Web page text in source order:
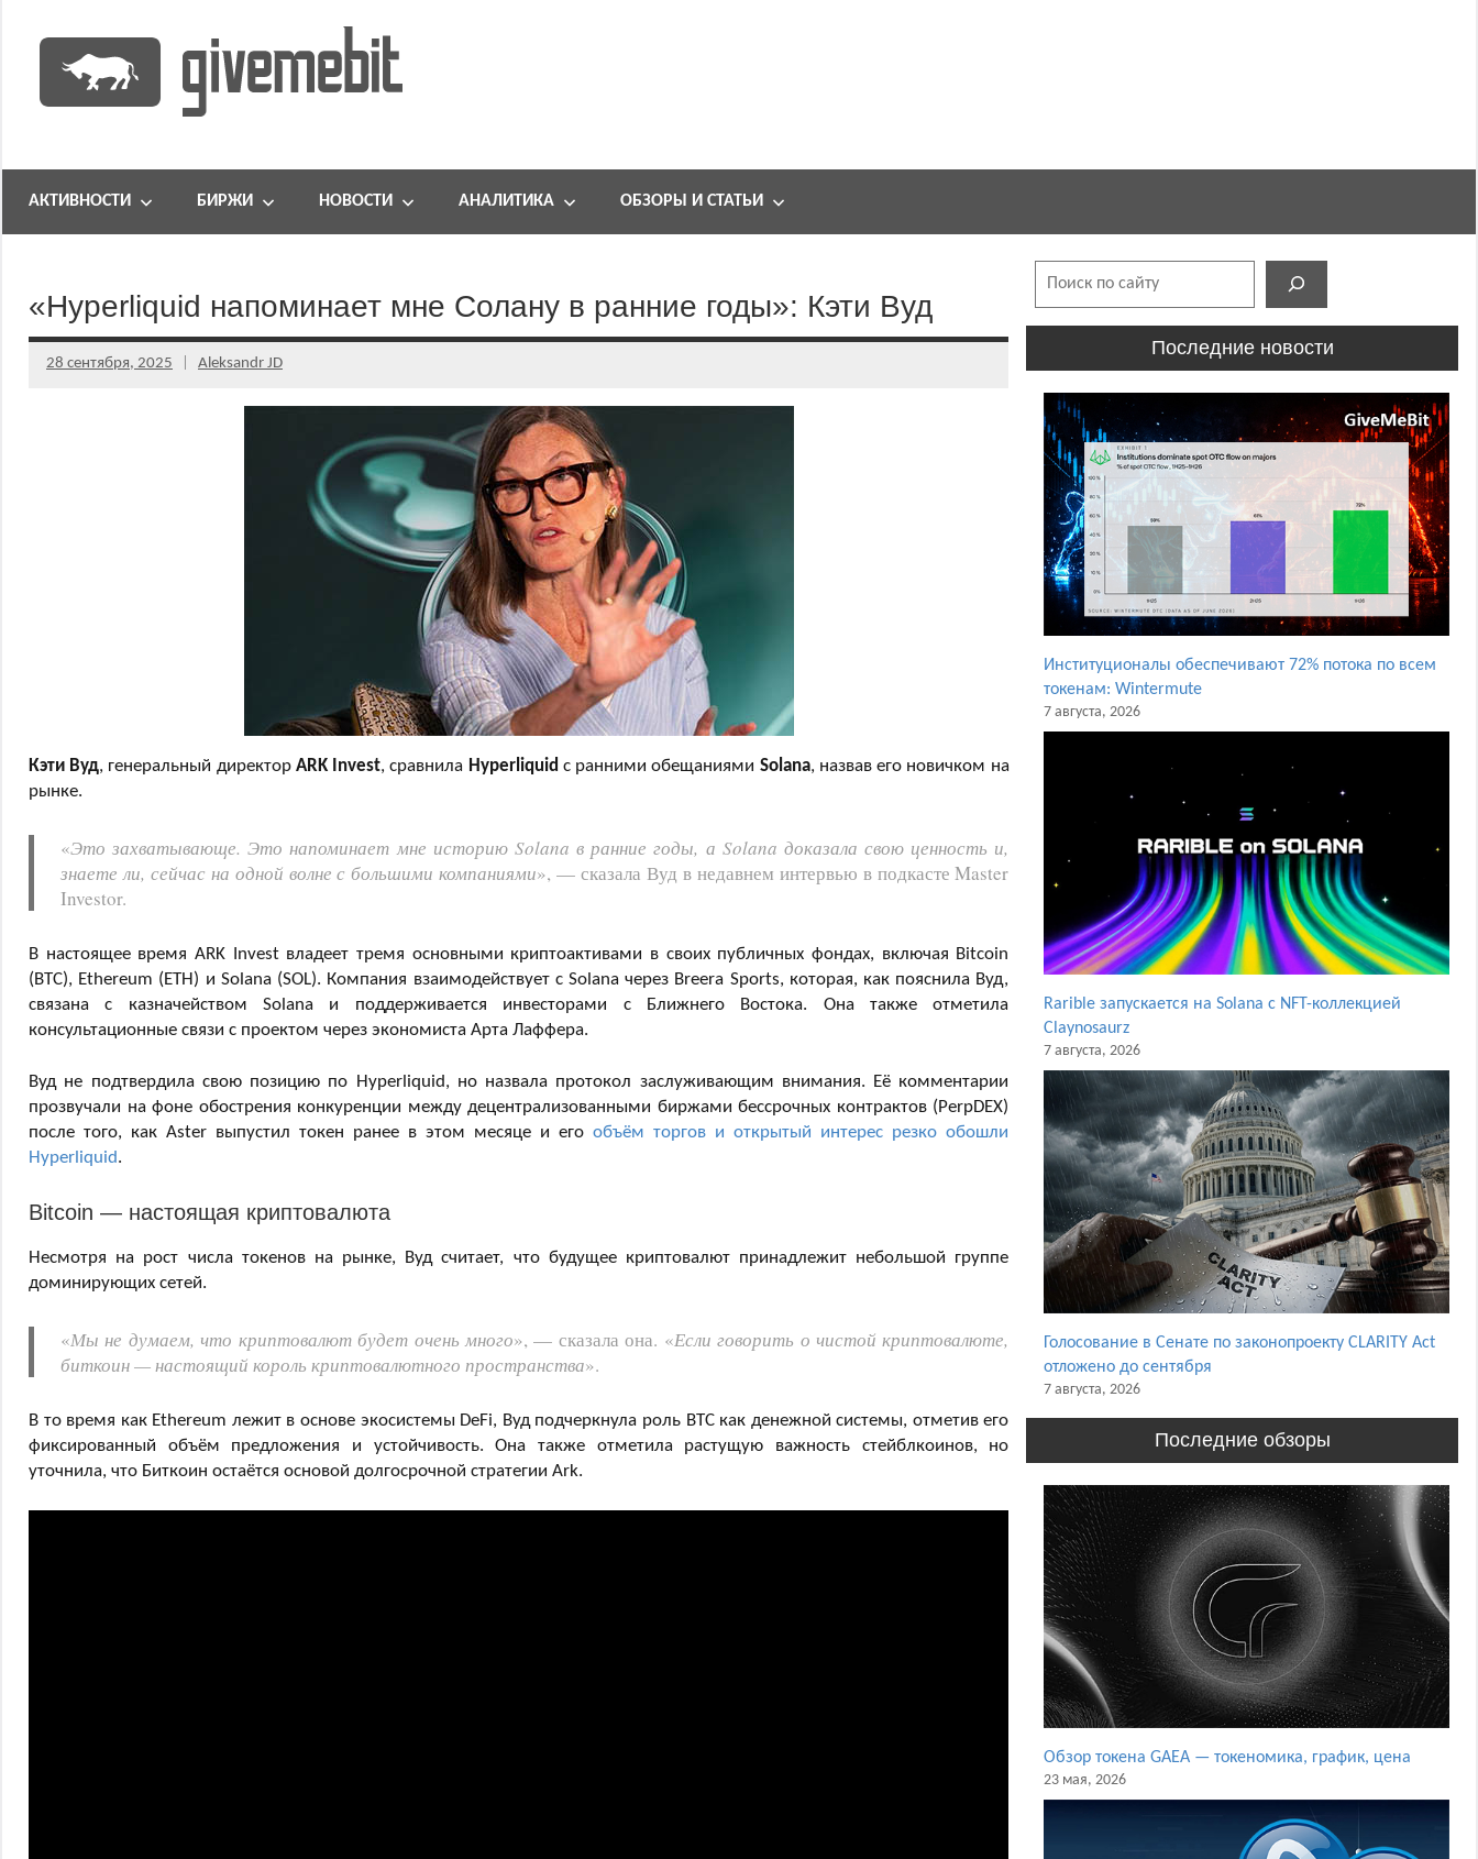
содержимому
GiveMeBit.com
портал
АКТИВНОСТИ БИРЖИ НОВОСТИ АНАЛИТИКА ОБЗОРЫ И СТАТЬИ
«Hyperliquid напоминает мне Солану в ранние годы»: Кэти Вуд
28 сентября, 2025 Aleksandr JD
Кэти Вуд, генеральный директор ARK Invest, сравнила Hyperliquid с ранними обещаниями Solana, назвав его новичком на
рынке.
«Это захватывающе. Это напоминает мне историю Solana в ранние годы, а Solana доказала свою ценность и,
знаете ли, сейчас на одной волне с большими компаниями», — сказала Вуд в недавнем интервью в подкасте Master
Investor.
В настоящее время ARK Invest владеет тремя основными криптоактивами в своих публичных фондах, включая Bitcoin
(BTC), Ethereum (ETH) и Solana (SOL). Компания взаимодействует с Solana через Breera Sports, которая, как пояснила Вуд,
связана с казначейством Solana и поддерживается инвесторами с Ближнего Востока. Она также отметила
консультационные связи с проектом через экономиста Арта Лаффера.
Вуд не подтвердила свою позицию по Hyperliquid, но назвала протокол заслуживающим внимания. Её комментарии
прозвучали на фоне обострения конкуренции между децентрализованными биржами бессрочных контрактов (PerpDEX)
после того, как Aster выпустил токен ранее в этом месяце и егообъём торгов и открытый интерес резко обошли
Hyperliquid.
Bitcoin — настоящая криптовалюта
Несмотря на рост числа токенов на рынке, Вуд считает, что будущее криптовалют принадлежит небольшой группе
доминирующих сетей.
«Мы не думаем, что криптовалют будет очень много», — сказала она. «Если говорить о чистой криптовалюте,
биткоин — настоящий король криптовалютного пространства».
В то время как Ethereum лежит в основе экосистемы DeFi, Вуд подчеркнула роль BTC как денежной системы, отметив его
фиксированный объём предложения и устойчивость. Она также отметила растущую важность стейблкоинов, но
уточнила, что Биткоин остаётся основой долгосрочной стратегии Ark.
Последние новости
Институционалы обеспечивают 72% потока по всем
токенам: Wintermute
7 августа, 2026
Rarible запускается на Solana с NFT-коллекцией
Claynosaurz
7 августа, 2026
Голосование в Сенате по законопроекту CLARITY Act
отложено до сентября
7 августа, 2026
Последние обзоры
Обзор токена GAEA — токеномика, график, цена
23 мая, 2026